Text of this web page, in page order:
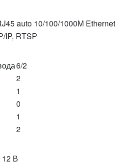
auto 10/100/1000M Ethernet
IP, RTSP
6/2
2
1
0
1
2
В